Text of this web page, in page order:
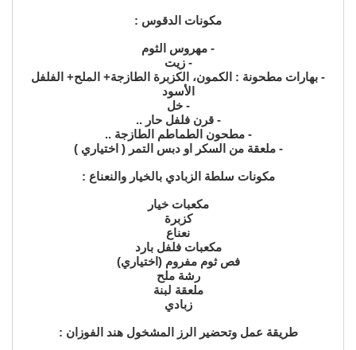
مكونات الدقوس :
- مهروس الثوم
- زيت
- بهارات مطحونة : الكمون، الكزبرة الطازجة+ الملح+ الفلفل
الأسود
- خل
- قرن فلفل حار ..
- مطحون الطماطم الطازجة ..
- ملعقة من السكر او دبس التمر ( اختياري )
مكونات سلطة الزبادي بالخيار والنعناع :
مكعبات خيار
كزبرة
نعناع
مكعبات فلفل بارد
فص ثوم مفروم (اختياري)
رشة ملح
ملعقة لبنة
زبادي
طريقة عمل وتحضير الرز المشخول هند الفوزان :